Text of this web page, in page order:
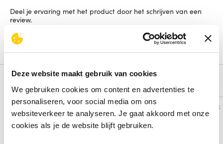
Deze website maakt gebruik van cookies
We gebruiken cookies om content en advertenties te
personaliseren, voor social media om ons
websiteverkeer te analyseren. Je gaat akkoord met onze
cookies als je de website blijft gebruiken.
Deel je ervaring met het product door het schrijven van een
review.
Schrijf een review
Alternatieven
Vergelijk Vergelijk